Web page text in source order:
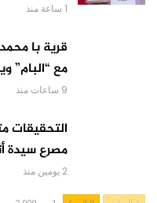
1 ساعة منذ
قرية با
مع “البام”
9 ساعات منذ
التحقيقات
مصرع سيدة
2 يومين منذ